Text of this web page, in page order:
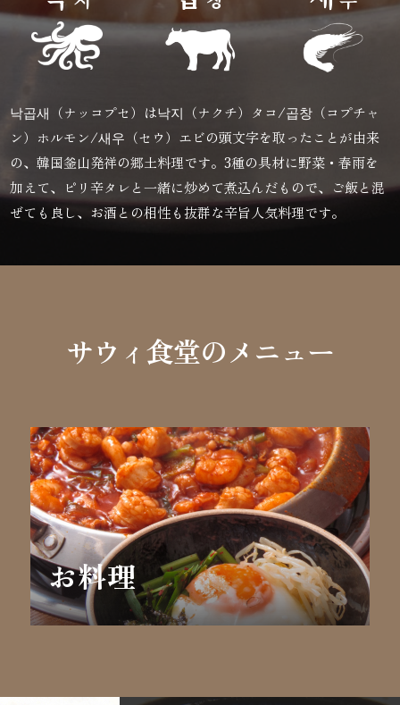
낙곱새（ナッコプセ）は낙지（ナクチ）タコ/곱창（コプチャ
ン）ホルモン/새우（セウ）エビの頭文字を取ったことが由来
の、韓国釜山発祥の郷土料理です。3種の具材に野菜・春雨を
加えて、ピリ辛タレと一緒に炒めて煮込んだもので、ご飯と混
ぜても良し、お酒との相性も抜群な辛旨人気料理です。
サウィ食堂のメニュー
お料理